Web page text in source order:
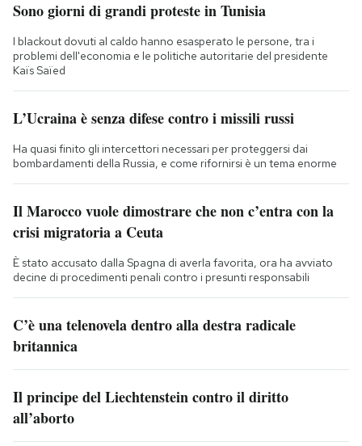
Sono giorni di grandi proteste in Tunisia
I blackout dovuti al caldo hanno esasperato le persone, tra i
problemi dell'economia e le politiche autoritarie del presidente
Kaïs Saïed
L’Ucraina è senza difese contro i missili russi
Ha quasi finito gli intercettori necessari per proteggersi dai
bombardamenti della Russia, e come rifornirsi è un tema enorme
Il Marocco vuole dimostrare che non c’entra con la
crisi migratoria a Ceuta
È stato accusato dalla Spagna di averla favorita, ora ha avviato
decine di procedimenti penali contro i presunti responsabili
C’è una telenovela dentro alla destra radicale
britannica
Il principe del Liechtenstein contro il diritto
all’aborto